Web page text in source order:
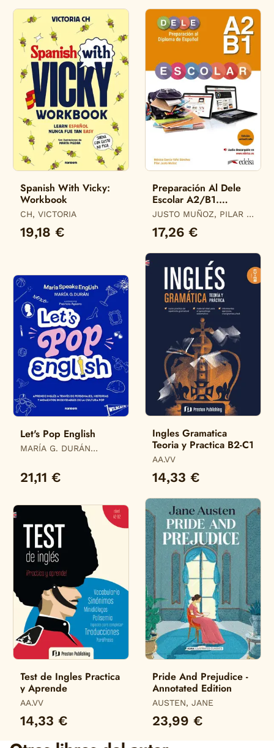
Spanish With Vicky:
Workbook
CH, VICTORIA
19,18 €
Preparación Al Dele
Escolar A2/B1.
Edición Actualizada
JUSTO MUÑOZ, PILAR /
MÓNICA MARÍA
17,26 €
Let's Pop English
MARÍA G. DURÁN
21,11 €
Ingles Gramatica
Teoria y Practica B2-C1
AA.VV
14,33 €
Test de Ingles Practica
y Aprende
AA.VV
14,33 €
Pride And Prejudice -
Annotated Edition
AUSTEN, JANE
23,99 €